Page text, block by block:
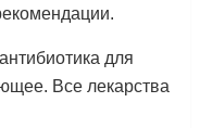
для
Все лекарства